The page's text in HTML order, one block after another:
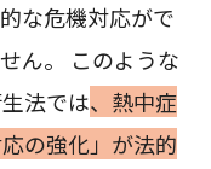
な危機対応がで
ん。 このような
法では、熱中症
の強化」が法的